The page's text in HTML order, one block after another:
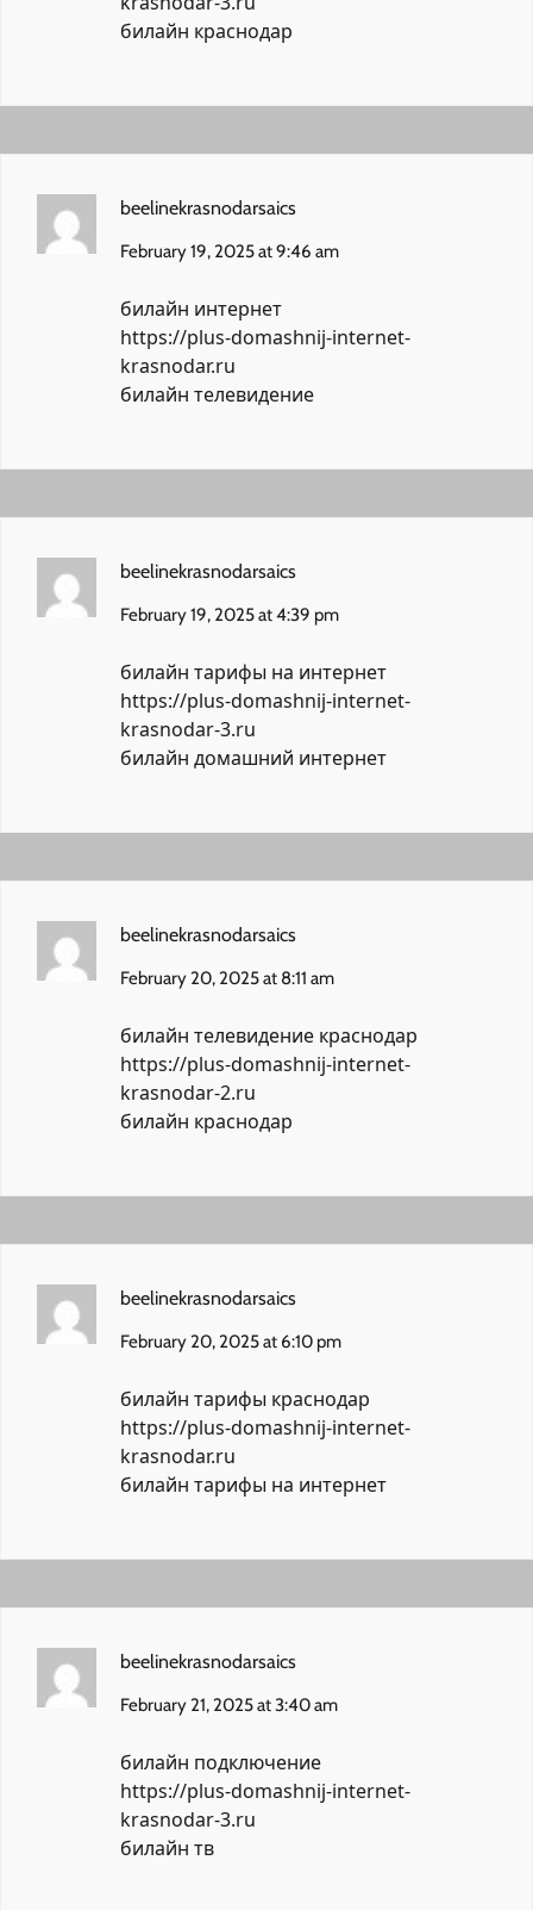
билайн краснодар
beelinekrasnodarsaics
February 19, 2025 at 9:46 am
билайн интернет
https://plus-domashnij-internet-
krasnodar.ru
билайн телевидение
beelinekrasnodarsaics
February 19, 2025 at 4:39 pm
билайн тарифы на интернет
https://plus-domashnij-internet-
krasnodar-3.ru
билайн домашний интернет
beelinekrasnodarsaics
February 20, 2025 at 8:11 am
билайн телевидение краснодар
https://plus-domashnij-internet-
krasnodar-2.ru
билайн краснодар
beelinekrasnodarsaics
February 20, 2025 at 6:10 pm
билайн тарифы краснодар
https://plus-domashnij-internet-
krasnodar.ru
билайн тарифы на интернет
beelinekrasnodarsaics
February 21, 2025 at 3:40 am
билайн подключение
https://plus-domashnij-internet-
krasnodar-3.ru
билайн тв